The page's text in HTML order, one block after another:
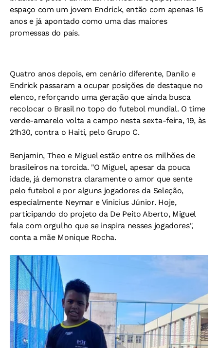
espaço com um jovem Endrick, então com apenas 16
anos e já apontado como uma das maiores
promessas do país.
Quatro anos depois, em cenário diferente, Danilo e
Endrick passaram a ocupar posições de destaque no
elenco, reforçando uma geração que ainda busca
recolocar o Brasil no topo do futebol mundial. O time
verde-amarelo volta a campo nesta sexta-feira, 19, às
21h30, contra o Haiti, pelo Grupo C.
Benjamin, Theo e Miguel estão entre os milhões de
brasileiros na torcida. "O Miguel, apesar da pouca
idade, já demonstra claramente o amor que sente
pelo futebol e por alguns jogadores da Seleção,
especialmente Neymar e Vinicius Júnior. Hoje,
participando do projeto da De Peito Aberto, Miguel
fala com orgulho que se inspira nesses jogadores",
conta a mãe Monique Rocha.